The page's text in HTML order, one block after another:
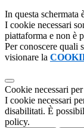
In questa schermata
I cookie necessari
piattaforma e non è
Per conoscere quali
visionare la
Cookie necessari
I cookie necessari
disabilitati. È
policy.